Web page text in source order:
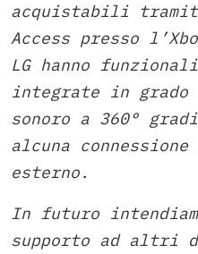
acquistabili
Access presso
LG hanno
integrate in grado
sonoro a 360°
alcuna connessione
esterno.
In futuro
supporto ad altri